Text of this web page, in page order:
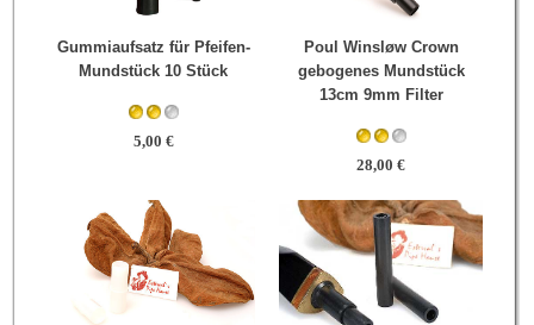
Gummiaufsatz für Pfeifen-
Mundstück 10 Stück
5,00 €
Poul Winsløw Crown
gebogenes Mundstück
13cm 9mm Filter
28,00 €